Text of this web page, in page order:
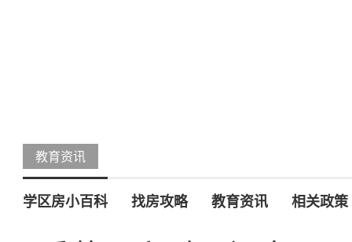
教育资讯
学区房小百科 找房攻略 教育资讯 相关政策